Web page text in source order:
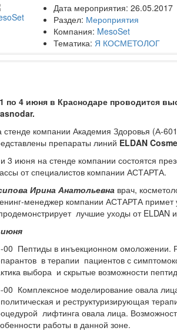
Дата мероприятия: 26.05.2017
Раздел: Мероприятия
Компания: MesoSet
Тематика: Я КОСМЕТОЛОГ
по 4 июня в Краснодаре проводится
стенде компании Академия Здоровья (А-
препараты линий ELDAN
3 июня на стенде компании состоятся
от специалистов компании АСТАРТА.
Ирина Анатольевна врач,
менеджер компании АСТАРТА примет
лучшие уходы от ELDAN
00 Пептиды в инъекционном омоложении.
в терапии пациентов с
выбора и скрытые возможности
00 Комплексное моделирование овала
и реструктуризирующая
лифтинга овала лица.
работы в данной зоне.